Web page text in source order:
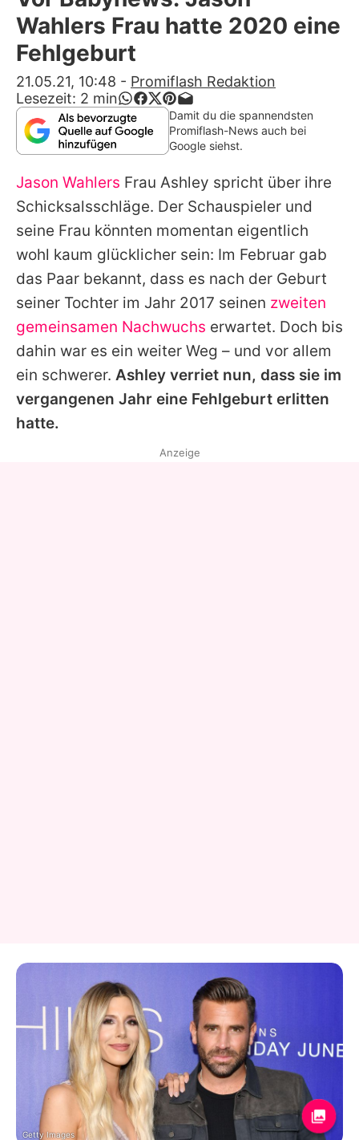
Alle Themen auf Promiflash
App runterladen
Team
Redaktionelle Richtlinien
Impressum
Datenschutzerklärung
Nutzungsbedingungen
Utiq verwalten
Wahlers Frau hatte 2020 eine
Fehlgeburt
21.05.21, 10:48 - Promiflash Redaktion
Lesezeit: 2 min
Damit du die spannendsten
Promiflash-News auch bei
Google siehst.
Jason Wahlers Frau Ashley spricht über ihre
Schicksalsschläge. Der Schauspieler und
seine Frau könnten momentan eigentlich
wohl kaum glücklicher sein: Im Februar gab
das Paar bekannt, dass es nach der Geburt
seiner Tochter im Jahr 2017 seinen zweiten
gemeinsamen Nachwuchs erwartet. Doch bis
dahin war es ein weiter Weg – und vor allem
ein schwerer. Ashley verriet nun, dass sie im
vergangenen Jahr eine Fehlgeburt erlitten
hatte.
Anzeige
Getty Images